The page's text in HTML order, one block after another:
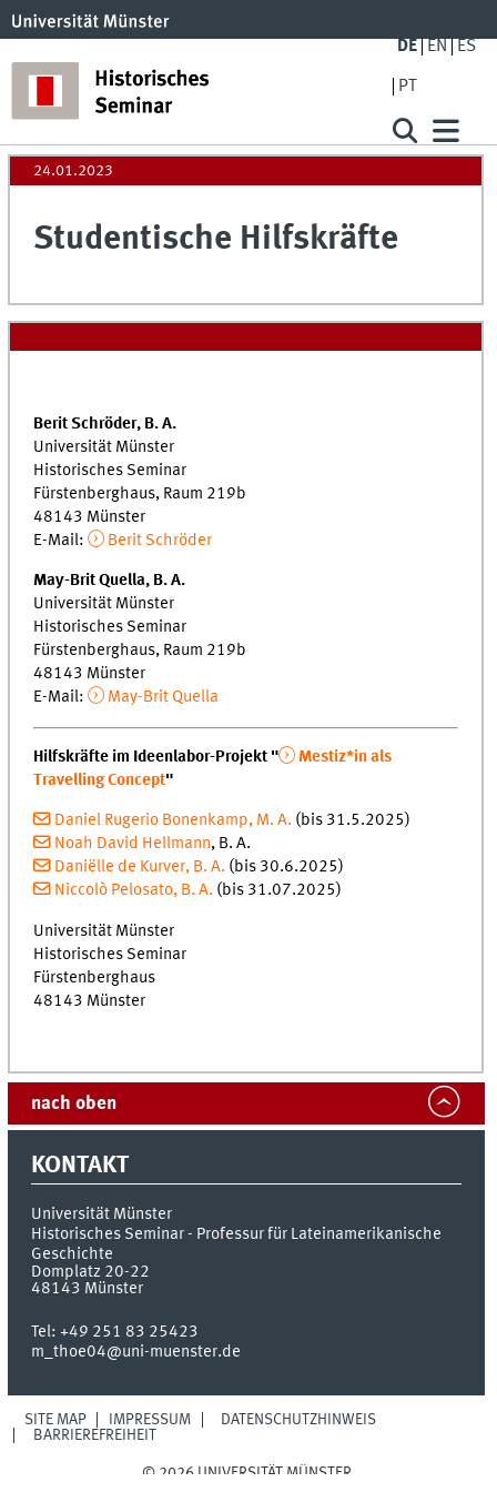
DE EN ES
PT
24.01.2023
Studentische Hilfskräfte
Berit Schröder, B. A.
Universität Münster
Historisches Seminar
Fürstenberghaus, Raum 219b
48143 Münster
E-Mail:
Berit Schröder
May-Brit Quella, B. A.
Universität Münster
Historisches Seminar
Fürstenberghaus, Raum 219b
48143 Münster
E-Mail:
May-Brit Quella
Hilfskräfte im Ideenlabor-Projekt "
Mestiz*in als
Travelling Concept"
Daniel Rugerio Bonenkamp, M. A. (bis 31.5.2025)
Noah David Hellmann, B. A.
Daniëlle de Kurver, B. A. (bis 30.6.2025)
Niccolò Pelosato, B. A. (bis 31.07.2025)
Universität Münster
Historisches Seminar
Fürstenberghaus
48143 Münster
nach oben
KONTAKT
Universität Münster
Historisches Seminar - Professur für Lateinamerikanische
Geschichte
Domplatz 20-22
48143 Münster
Tel:+49 251 83 25423
m_thoe04@uni-muenster.de
SITE MAP IMPRESSUM
DATENSCHUTZHINWEIS
BARRIEREFREIHEIT
© 2026 UNIVERSITÄT MÜNSTER